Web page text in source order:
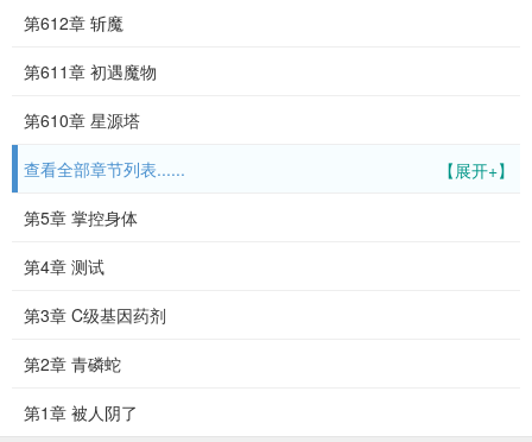
第612章 斩魔
第611章 初遇魔物
第610章 星源塔
【展开+】
查看全部章节列表......
第5章 掌控身体
第4章 测试
第3章 C级基因药剂
第2章 青磷蛇
第1章 被人阴了